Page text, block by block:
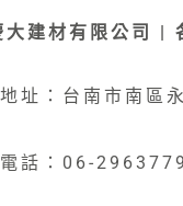
大建材有限公司 |
址：台南市南區
話：06-